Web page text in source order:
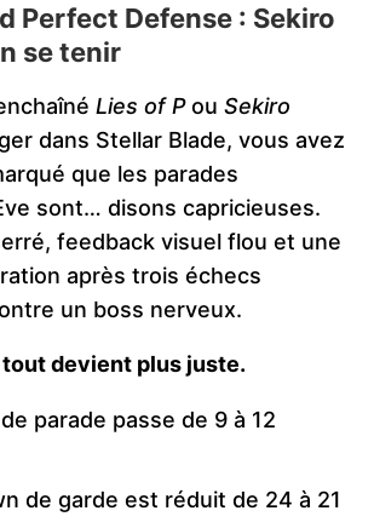
Perfect Defense : Sekiro
se tenir
Lies of Pou Sekiro
dans Stellar Blade, vous avez
que les parades
sont… disons capricieuses.
feedback visuel flou et une
après trois échecs
un boss nerveux.
tout devient plus juste.
parade passe de 9 à 12
de garde est réduit de 24 à 21